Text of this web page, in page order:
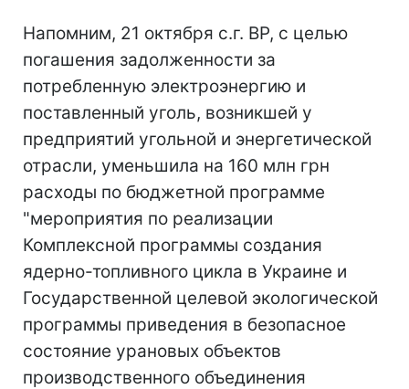
Напомним, 21 октября с.г. ВР, с целью
погашения задолженности за
потребленную электроэнергию и
поставленный уголь, возникшей у
предприятий угольной и энергетической
отрасли, уменьшила на 160 млн грн
расходы по бюджетной программе
"мероприятия по реализации
Комплексной программы создания
ядерно-топливного цикла в Украине и
Государственной целевой экологической
программы приведения в безопасное
состояние урановых объектов
производственного объединения